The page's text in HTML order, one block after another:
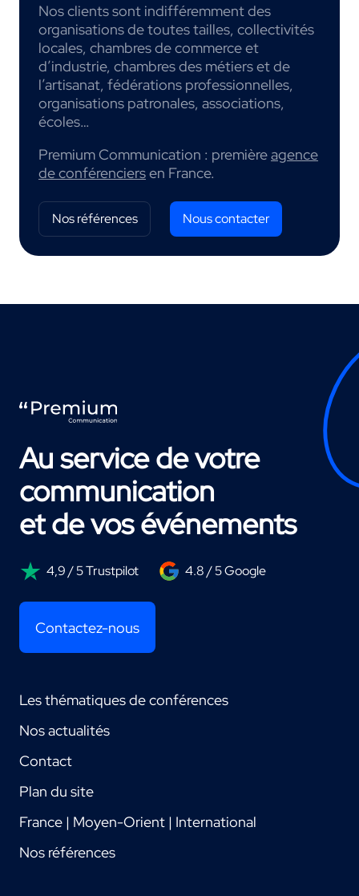
Nos clients sont indifféremment des
organisations de toutes tailles, collectivités
locales, chambres de commerce et
d’industrie, chambres des métiers et de
l’artisanat, fédérations professionnelles,
organisations patronales, associations,
écoles…
Premium Communication : premièreagence
de conférenciersen France.
Nos références Nous contacter
Au service de votre
communication
et de vos événements
4,9 / 5 Trustpilot 4.8 / 5 Google
Contactez-nous
Les thématiques de conférences
Nos actualités
Contact
Plan du site
France | Moyen-Orient | International
Nos références